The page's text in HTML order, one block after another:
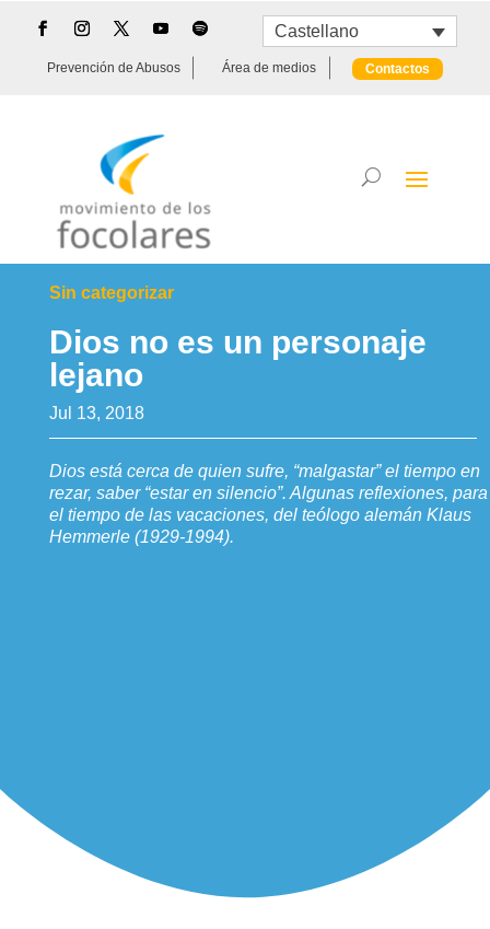
Castellano
Prevención de Abusos Área de medios Contactos
Sin categorizar
Dios no es un personaje
lejano
Jul 13, 2018
Dios está cerca de quien sufre, “malgastar” el tiempo en
rezar, saber “estar en silencio”. Algunas reflexiones, para
el tiempo de las vacaciones, del teólogo alemán Klaus
Hemmerle (1929-1994).